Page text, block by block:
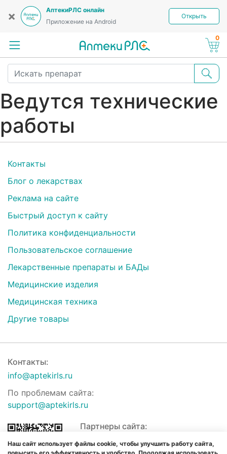
×
АптекиРЛС онлайн
Приложение на Android
Открыть
0
Ведутся технические
работы
Контакты
Блог о лекарствах
Реклама на сайте
Быстрый доступ к сайту
Политика конфиденциальности
Пользовательское соглашение
Лекарственные препараты и БАДы
Медицинские изделия
Медицинская техника
Другие товары
Контакты:
info@aptekirls.ru
По проблемам сайта:
support@aptekirls.ru
Партнеры сайта:
Наш сайт использует файлы cookie, чтобы улучшить работу сайта,